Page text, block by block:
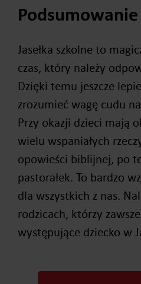
Podsumowanie
Jasełka szkolne to
czas, który należy
Dzięki temu jeszcze
zrozumieć wagę cudu
Przy okazji dzieci mają
wielu wspaniałych
opowieści biblijnej, po
pastorałek. To bardzo
dla wszystkich z nas.
rodzicach, którzy
występujące dziecko w